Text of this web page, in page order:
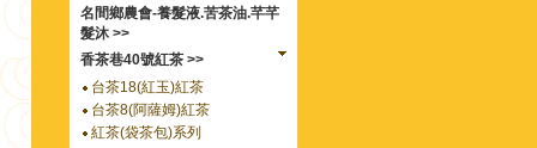
名間鄉農會-養髮液.苦茶油.芊芊
髮沐 >>
香茶巷40號紅茶 >>
台茶18(紅玉)紅茶
台茶8(阿薩姆)紅茶
紅茶(袋茶包)系列